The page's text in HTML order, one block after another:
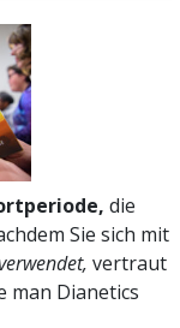
die
Sie sich mit
vertraut
man Dianetics